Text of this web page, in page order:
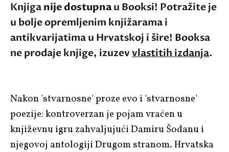
Knjiganije dostupnau Booksi! Potražite je
u bolje opremljenim knjižarama i
antikvarijatima u Hrvatskoj i šire! Booksa
ne prodaje knjige, izuzevvlastitih izdanja.
Nakon 'stvarnosne' proze evo i 'stvarnosne'
poezije: kontroverzan je pojam vraćen u
književnu igru zahvaljujućiDamiru Šodanui
njegovoj antologijiDrugom stranom. Hrvatska